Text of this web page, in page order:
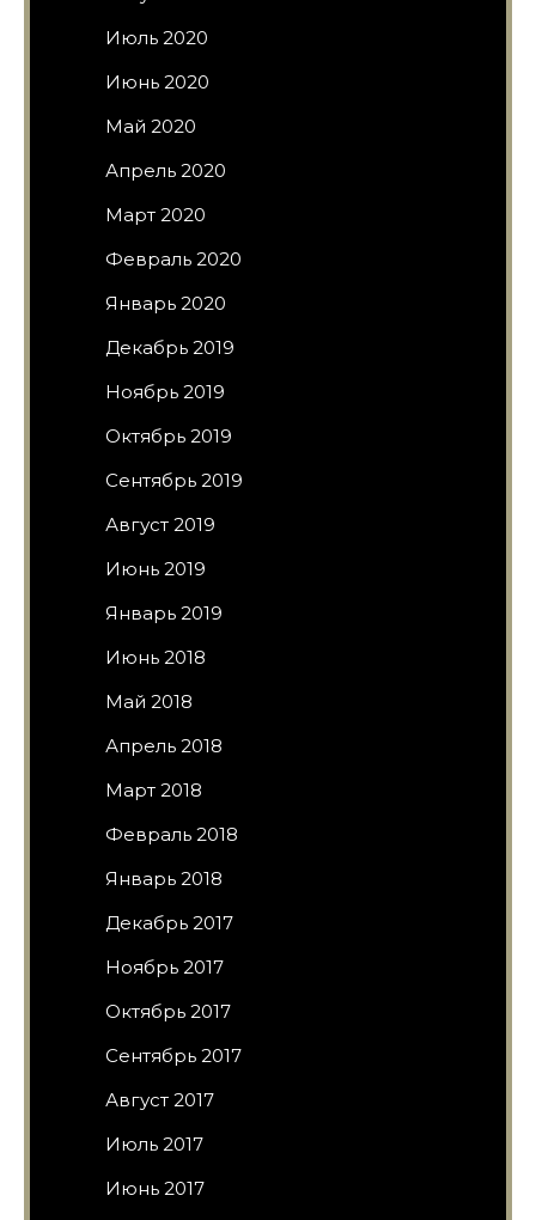
Июль 2020
Июнь 2020
Май 2020
Апрель 2020
Март 2020
Февраль 2020
Январь 2020
Декабрь 2019
Ноябрь 2019
Октябрь 2019
Сентябрь 2019
Август 2019
Июнь 2019
Январь 2019
Июнь 2018
Май 2018
Апрель 2018
Март 2018
Февраль 2018
Январь 2018
Декабрь 2017
Ноябрь 2017
Октябрь 2017
Сентябрь 2017
Август 2017
Июль 2017
Июнь 2017